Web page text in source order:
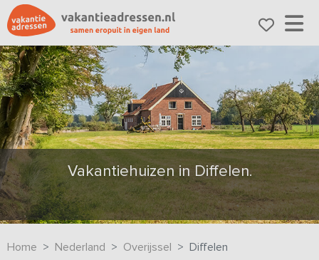
Vakantiehuizen in Diffelen.
Home Nederland Overijssel Diffelen